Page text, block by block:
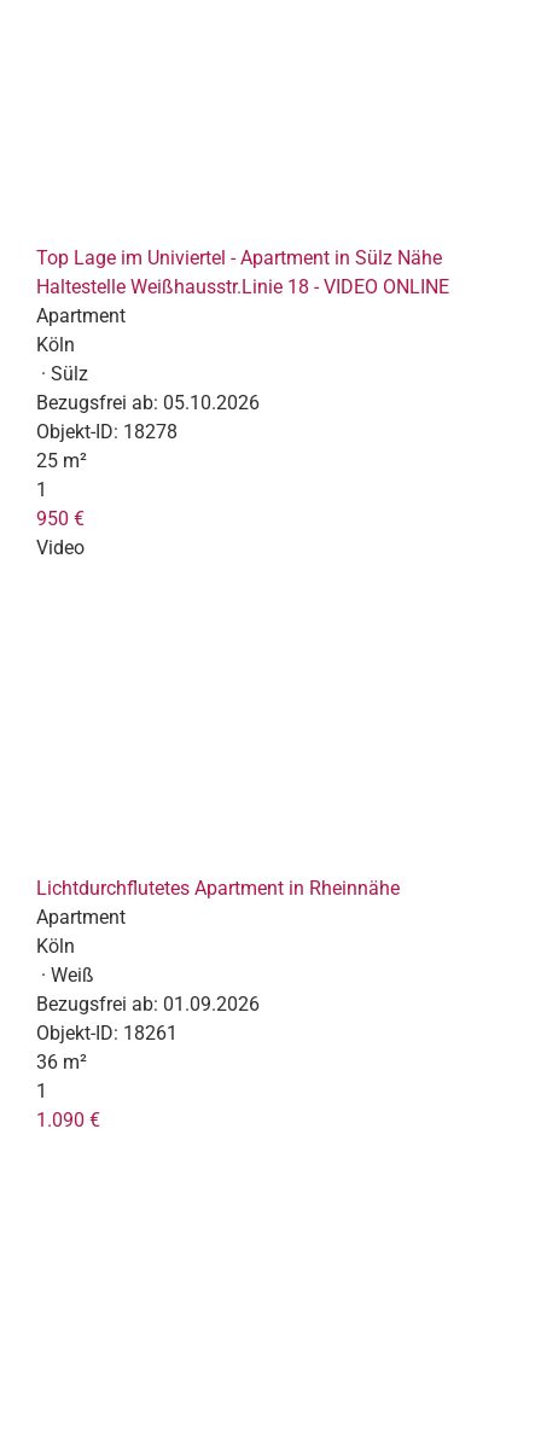
Top Lage im Univiertel - Apartment in Sülz Nähe
Haltestelle Weißhausstr.Linie 18 - VIDEO ONLINE
Apartment
Köln
· Sülz
Bezugsfrei ab: 05.10.2026
Objekt-ID: 18278
25 m²
1
950 €
Video
Lichtdurchflutetes Apartment in Rheinnähe
Apartment
Köln
· Weiß
Bezugsfrei ab: 01.09.2026
Objekt-ID: 18261
36 m²
1
1.090 €